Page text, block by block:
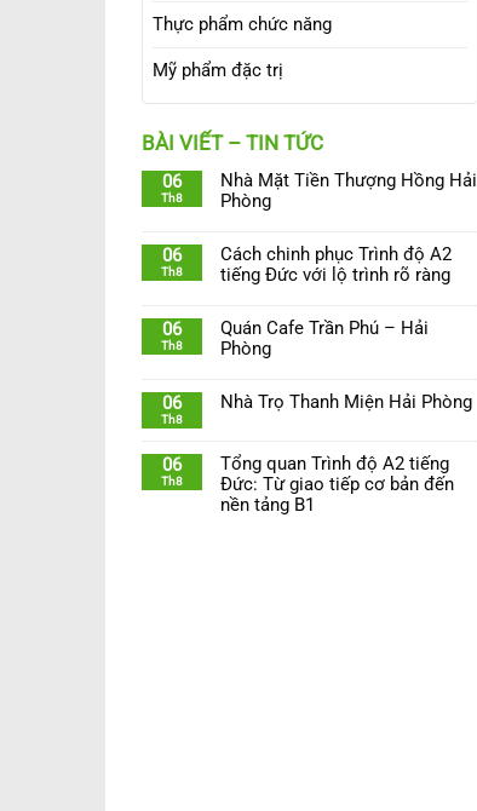
Thực phẩm chức năng
Mỹ phẩm đặc trị
BÀI VIẾT – TIN TỨC
06
Th8
Nhà Mặt Tiền Thượng Hồng Hải
Phòng
06
Th8
Cách chinh phục Trình độ A2
tiếng Đức với lộ trình rõ ràng
06
Th8
Quán Cafe Trần Phú – Hải
Phòng
06
Th8
Nhà Trọ Thanh Miện Hải Phòng
06
Th8
Tổng quan Trình độ A2 tiếng
Đức: Từ giao tiếp cơ bản đến
nền tảng B1